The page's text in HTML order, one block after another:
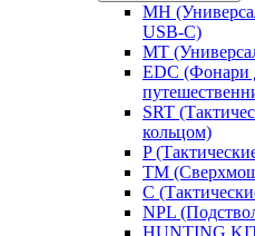
MH
USB-C)
MT
EDC (Фонари
SRT
кольцом)
P
TM
C
NPL
HUNTING